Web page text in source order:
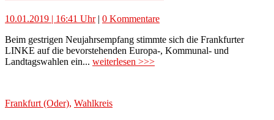
10.01.2019 | 16:41 Uhr| 0 Kommentare
Beim gestrigen Neujahrsempfang stimmte sich die Frankfurter
LINKE auf die bevorstehenden Europa-, Kommunal- und
Landtagswahlen ein... weiterlesen >>>
Frankfurt (Oder), Wahlkreis